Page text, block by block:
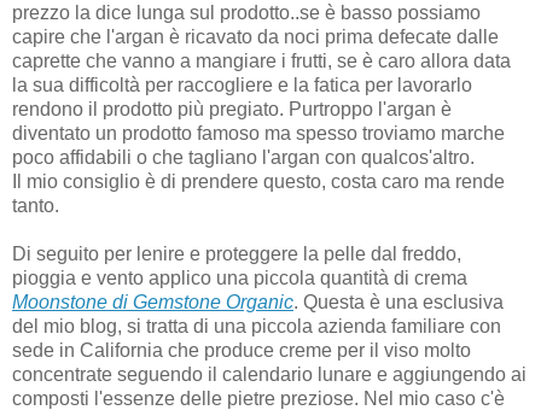
prezzo la dice lunga sul prodotto..se è basso possiamo
capire che l'argan è ricavato da noci prima defecate dalle
caprette che vanno a mangiare i frutti, se è caro allora data
la sua difficoltà per raccogliere e la fatica per lavorarlo
rendono il prodotto più pregiato. Purtroppo l'argan è
diventato un prodotto famoso ma spesso troviamo marche
poco affidabili o che tagliano l'argan con qualcos'altro.
Il mio consiglio è di prendere questo, costa caro ma rende
tanto.
Di seguito per lenire e proteggere la pelle dal freddo,
pioggia e vento applico una piccola quantità di crema
Moonstone di Gemstone Organic. Questa è una esclusiva
del mio blog, si tratta di una piccola azienda familiare con
sede in California che produce creme per il viso molto
concentrate seguendo il calendario lunare e aggiungendo ai
composti l'essenze delle pietre preziose. Nel mio caso c'è